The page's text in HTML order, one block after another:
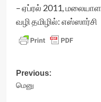
– ஏப்ரல் 2011,
வழி தமிழில்: எஸ்ஸார்சி
Post
navigation
Previous:
மெனு